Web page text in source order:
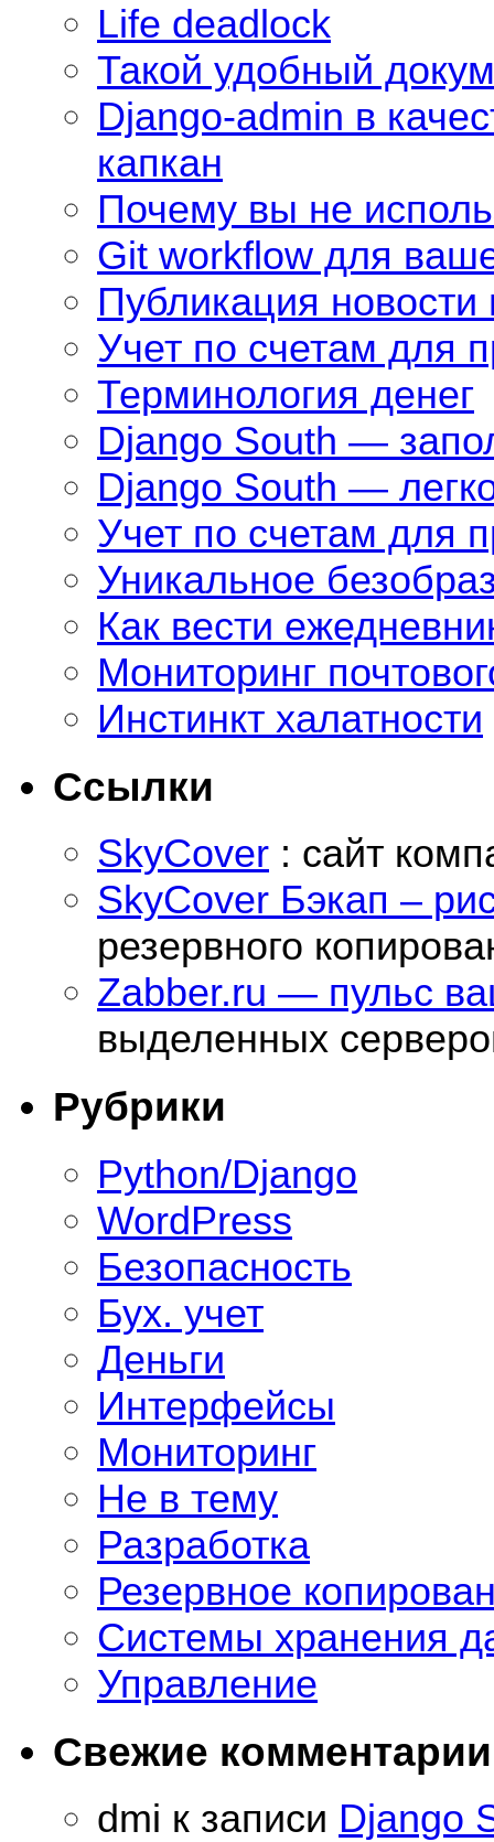
Life deadlock
Такой удобный
Django-admin в
капкан
Почему вы не
Git workflow для
Публикация
Учет по счетам для
Терминология денег
Django South —
Django South —
Учет по счетам для
Уникальное
Как вести
Мониторинг
Инстинкт халатности
Ссылки
SkyCover : сайт
SkyCover Бэкап –
резервного
Zabber.ru — пульс
выделенных
Рубрики
Python/Django
WordPress
Безопасность
Бух. учет
Деньги
Интерфейсы
Мониторинг
Не в тему
Разработка
Резервное
Системы хранения
Управление
Свежие комментарии
dmi к записи Django